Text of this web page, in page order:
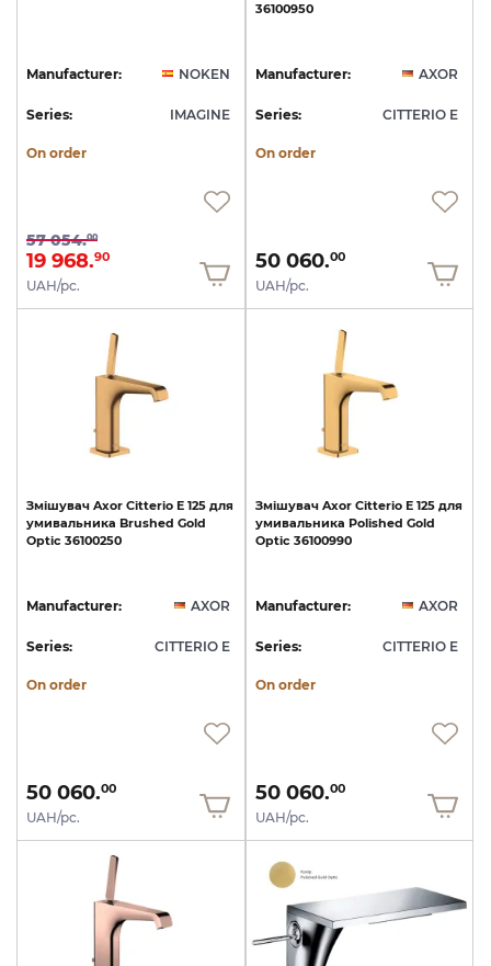
Manufacturer: NOKEN
Series: IMAGINE
On order
57 054.00
19 968.90
UAH/pc.
36100950
Manufacturer: AXOR
Series: CITTERIO E
On order
50 060.00
UAH/pc.
Змішувач Axor Citterio E 125 для
умивальника Brushed Gold
Optic 36100250
Manufacturer: AXOR
Series: CITTERIO E
On order
50 060.00
UAH/pc.
Змішувач Axor Citterio E 125 для
умивальника Polished Gold
Optic 36100990
Manufacturer: AXOR
Series: CITTERIO E
On order
50 060.00
UAH/pc.